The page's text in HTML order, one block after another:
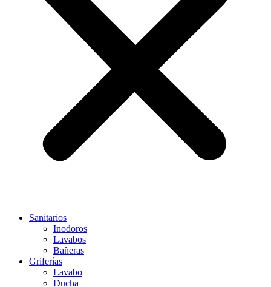
Sanitarios
Inodoros
Lavabos
Bañeras
Griferías
Lavabo
Ducha